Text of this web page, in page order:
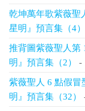
乾坤萬年歌紫薇聖
星明』預言集（4）
推背圖紫薇聖人第
明』預言集（2）
-
紫薇聖人 6 點假冒
明』預言集（32）